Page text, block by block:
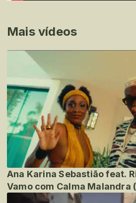
Mais vídeos
Ana Karina Sebastião feat.
Vamo com Calma Malandra